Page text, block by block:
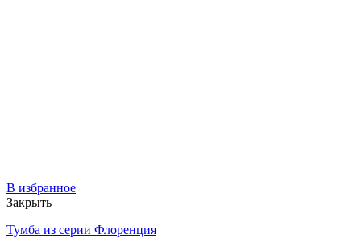
В избранное
Закрыть
Тумба из серии Флоренция